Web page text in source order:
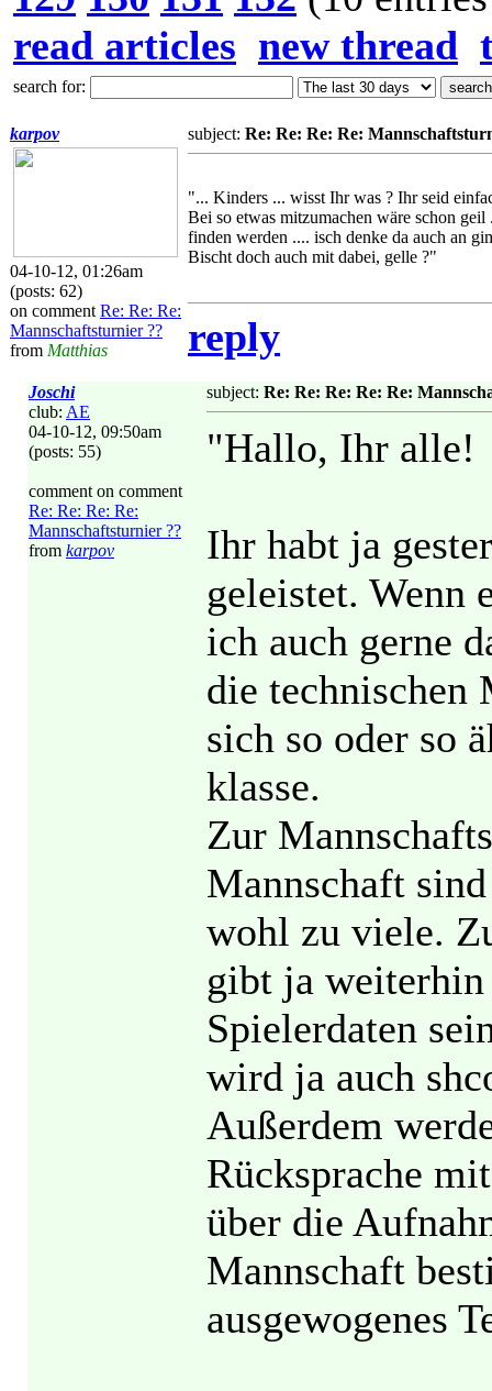
read articles new thread
search for:
karpov
04-10-12, 01:26am
(posts: 62)
on comment Re: Re: Re:
Mannschaftsturnier ??
from Matthias
subject: Re: Re: Re: Re:
"... Kinders ... wisst Ihr was ? Ihr seid
Bei so etwas mitzumachen wäre schon
finden werden .... isch denke da auch an
Bischt doch auch mit dabei, gelle ?"
reply
Joschi
club: AE
04-10-12, 09:50am
(posts: 55)
comment on comment
Re: Re: Re: Re:
Mannschaftsturnier ??
from karpov
subject: Re: Re: Re: Re: Re:
"Hallo, Ihr alle!
Ihr habt ja
geleistet. Wenn
ich auch gerne
die technischen
sich so oder so
klasse.
Zur
Mannschaft
wohl zu viele.
gibt ja
Spielerdaten
wird ja auch
Außerdem
Rücksprache
über die
Mannschaft
ausgewogenes